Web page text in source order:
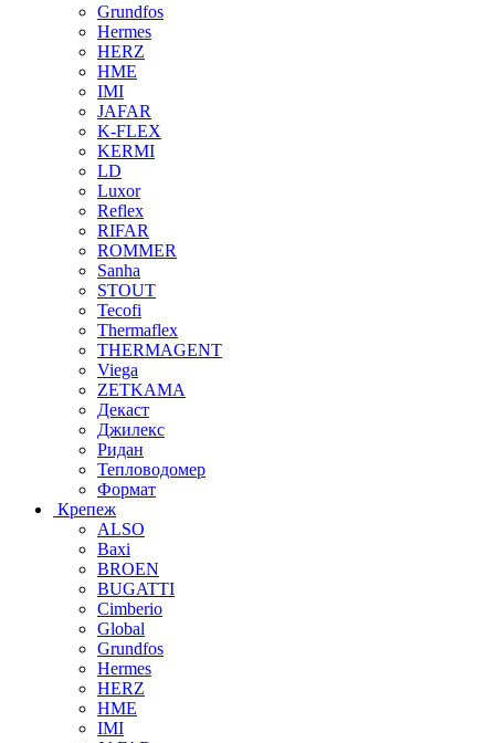
Grundfos
Hermes
HERZ
HME
IMI
JAFAR
K-FLEX
KERMI
LD
Luxor
Reflex
RIFAR
ROMMER
Sanha
STOUT
Tecofi
Thermaflex
THERMAGENT
Viega
ZETKAMA
Декаст
Джилекс
Ридан
Тепловодомер
Формат
Крепеж
ALSO
Baxi
BROEN
BUGATTI
Cimberio
Global
Grundfos
Hermes
HERZ
HME
IMI